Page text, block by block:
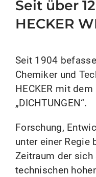
Seit über
HECKER
Seit 1904
Chemiker und
HECKER mit
„DICHTUNGEN“.
Forschung,
unter einer Regie
Zeitraum der sich
technischen